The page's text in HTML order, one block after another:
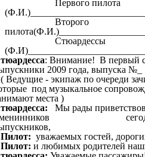
Первого пилота
Второго
Стюардессы
: Внимание! В первый
2009 года, выпуска №_
- экипаж по очереди
под музыкальное
места )
Мы рады
уважаемых гостей,
и любимых родителей